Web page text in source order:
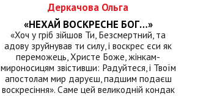
Деркачова Ольга
«НЕХАЙ ВОСКРЕСНЕ БОГ…»
«Хоч у гріб зійшов Ти, Безсмертний, та
адову зруйнував ти силу, і воскрес єси як
переможець, Христе Боже, жінкам-
мироносицям звістивши: Радуйтеся, і Твоїм
апостолам мир даруєш, падшим подаєш
воскресіння». Саме цей великодній кондак